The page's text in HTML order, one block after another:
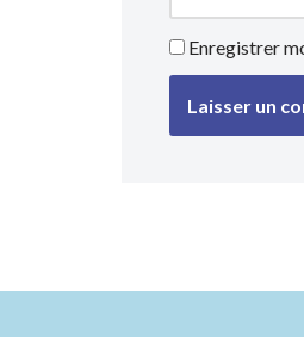
Enregistrer